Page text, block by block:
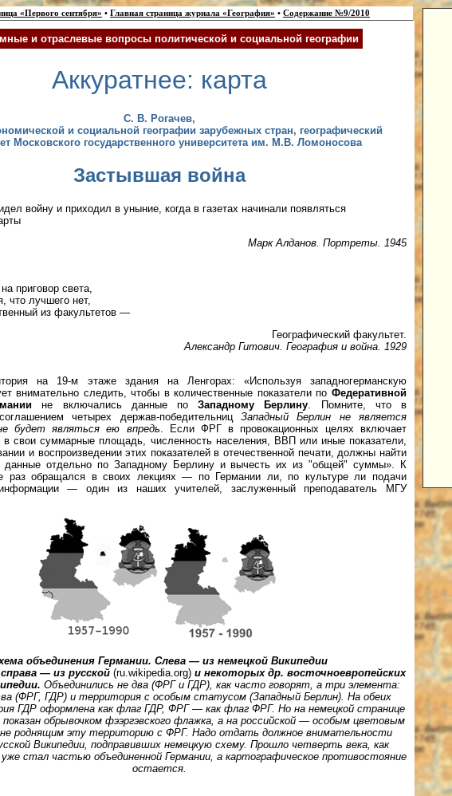
«Первого сентября» • Главная страница журнала «География» • Содержание №9/2010
и отраслевые вопросы политической и социальной географии
Аккуратнее: карта
С. В. Рогачев,
и социальной географии зарубежных стран, географический
Московского государственного университета им. М.В. Ломоносова
Застывшая война
войну и приходил в уныние, когда в газетах начинали появляться
Марк Алданов. Портреты. 1945
приговор света,
что лучшего нет,
из факультетов —
Географический факультет.
Александр Гитович. География и война. 1929
на 19-м этаже здания на Ленгорах: «Используя западногерманскую
внимательно следить, чтобы в количественные показатели по Федеративной
не включались данные поЗападному Берлину. Помните, что в
четырех держав-победительниц Западный Берлин не является
будет являться ею впредь. Если ФРГ в провокационных целях включает
свои суммарные площадь, численность населения, ВВП или иные показатели,
и воспроизведении этих показателей в отечественной печати, должны найти
данные отдельно по Западному Берлину и вычесть их из "общей" суммы». К
раз обращался в своих лекциях — по Германии ли, по культуре ли подачи
информации — один из наших учителей, заслуженный преподаватель МГУ
объединения Германии. Слева — из немецкой Википедии
справа — из русской(ru.wikipedia.org) и некоторых др. восточноевропейских
Объединились не два (ФРГ и ГДР), как часто говорят, а три элемента:
(ФРГ, ГДР) и территория с особым статусом (Западный Берлин). На обеих
ГДР оформлена как флаг ГДР, ФРГ — как флаг ФРГ. Но на немецкой странице
обрывочком фээргэвского флажка, а на российской — особым цветовым
не роднящим эту территорию с ФРГ. Надо отдать должное внимательности
Википедии, подправивших немецкую схему. Прошло четверть века, как
стал частью объединенной Германии, а картографическое противостояние
остается.